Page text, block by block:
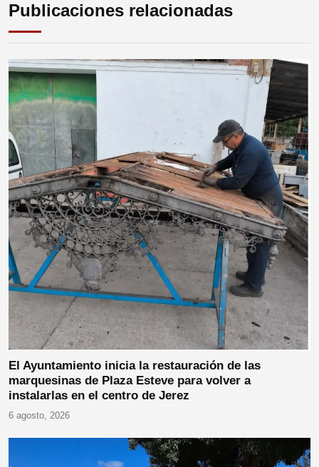
Publicaciones relacionadas
El Ayuntamiento inicia la restauración de las
marquesinas de Plaza Esteve para volver a
instalarlas en el centro de Jerez
6 agosto, 2026